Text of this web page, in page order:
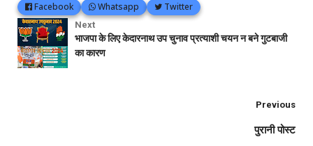
Facebook Whatsapp Twitter
Next
भाजपा के लिए केदारनाथ उप चुनाव प्रत्याशी चयन न बने गुटबाजी
का कारण
Previous
पुरानी पोस्ट